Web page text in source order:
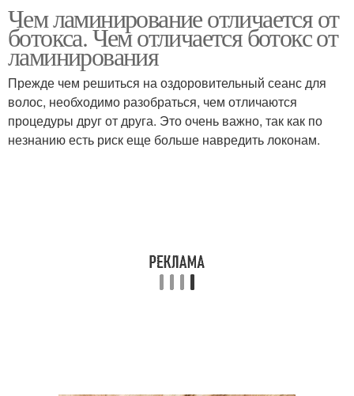
Чем ламинирование отличается от
ботокса. Чем отличается ботокс от
ламинирования
Прежде чем решиться на оздоровительный сеанс для
волос, необходимо разобраться, чем отличаются
процедуры друг от друга. Это очень важно, так как по
незнанию есть риск еще больше навредить локонам.